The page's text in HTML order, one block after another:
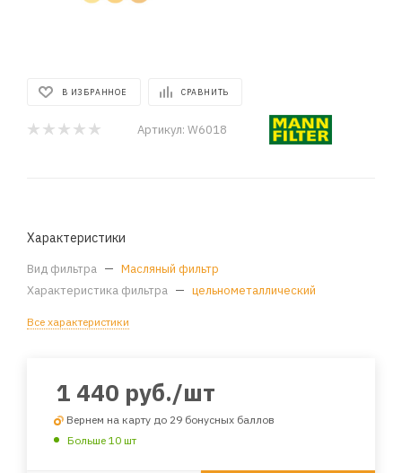
В ИЗБРАННОЕ СРАВНИТЬ
Артикул: W6018
Характеристики
Вид фильтра — Масляный фильтр
Характеристика фильтра — цельнометаллический
Все характеристики
1 440 руб./шт
Вернем на карту до 29 бонусных баллов
Больше 10 шт